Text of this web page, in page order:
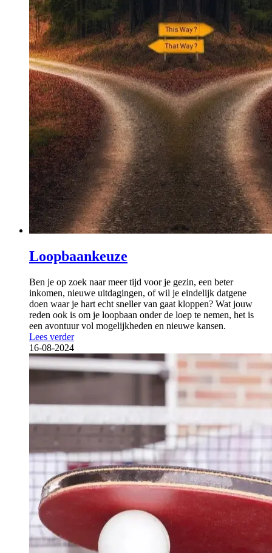
Loopbaankeuze
Ben je op zoek naar meer tijd voor je gezin, een beter
inkomen, nieuwe uitdagingen, of wil je eindelijk datgene
doen waar je hart echt sneller van gaat kloppen? Wat jouw
reden ook is om je loopbaan onder de loep te nemen, het is
een avontuur vol mogelijkheden en nieuwe kansen.
Lees verder
16-08-2024